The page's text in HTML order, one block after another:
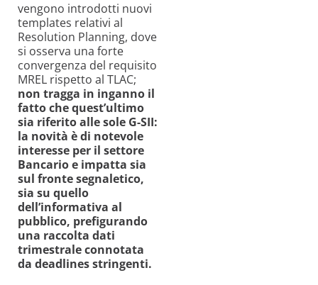
vengono introdotti nuovi
templates relativi al
Resolution Planning, dove
si osserva una forte
convergenza del requisito
MREL rispetto al TLAC;
non tragga in inganno il
fatto che quest’ultimo
sia riferito alle sole G-SII:
la novità è di notevole
interesse per il settore
Bancario e impatta sia
sul fronte segnaletico,
sia su quello
dell’informativa al
pubblico, prefigurando
una raccolta dati
trimestrale connotata
da deadlines stringenti.